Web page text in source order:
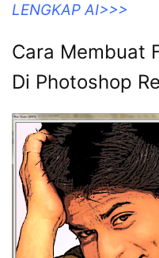
LENGKAP AI>>>
Cara Membuat
Di Photoshop